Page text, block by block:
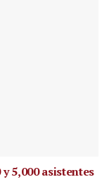
5,000 asistentes